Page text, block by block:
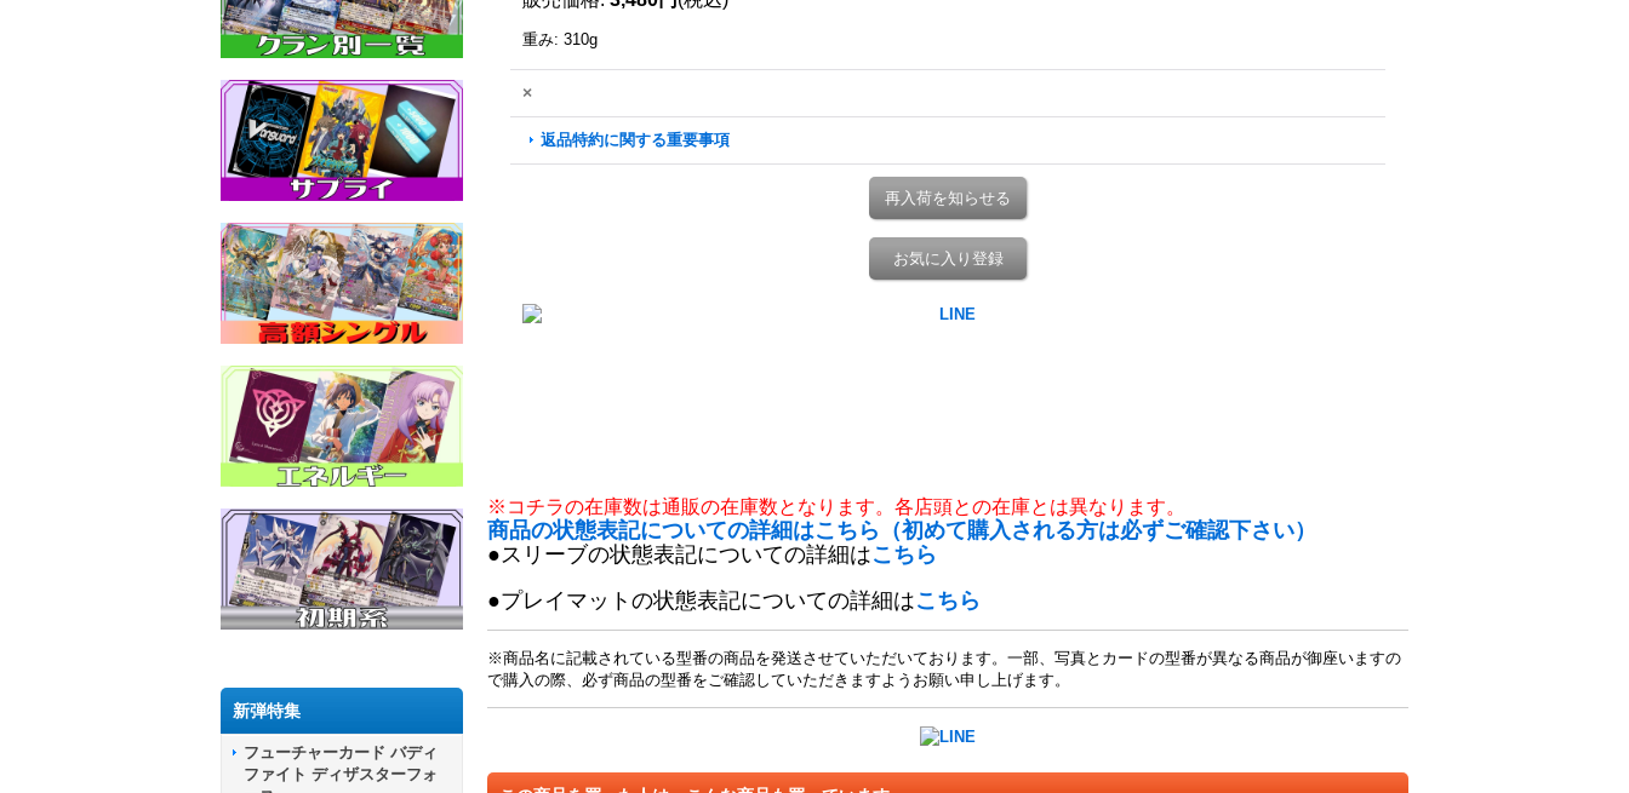
新弾特集
フューチャーカード バディ
ファイト ディザスターフォ
重み: 310g
×
返品特約に関する重要事項
再入荷を知らせる
お気に入り登録
※コチラの在庫数は通販の在庫数となります。各店頭との在庫とは異なります。
商品の状態表記についての詳細はこちら（初めて購入される方は必ずご確認下さい）
●スリーブの状態表記についての詳細はこちら
●プレイマットの状態表記についての詳細はこちら
※商品名に記載されている型番の商品を発送させていただいております。一部、写真とカードの型番が異なる商品が御座いますの
で購入の際、必ず商品の型番をご確認していただきますようお願い申し上げます。